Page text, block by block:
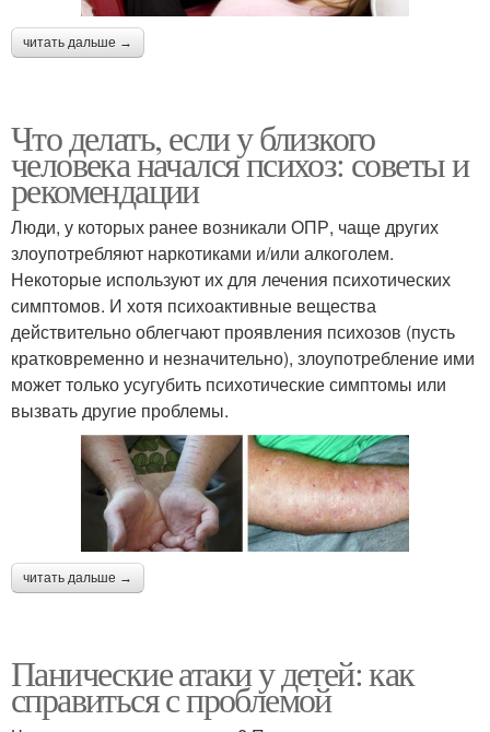
читать дальше →
Что делать, если у близкого
человека начался психоз: советы и
рекомендации
Люди, у которых ранее возникали ОПР, чаще других
злоупотребляют наркотиками и/или алкоголем.
Некоторые используют их для лечения психотических
симптомов. И хотя психоактивные вещества
действительно облегчают проявления психозов (пусть
кратковременно и незначительно), злоупотребление ими
может только усугубить психотические симптомы или
вызвать другие проблемы.
читать дальше →
Панические атаки у детей: как
справиться с проблемой